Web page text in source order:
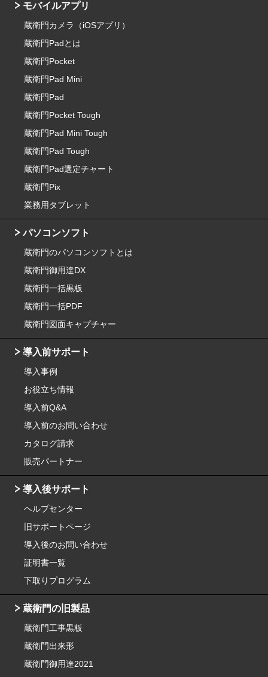
モバイルアプリ
蔵衛門カメラ（iOSアプリ）
蔵衛門Padとは
蔵衛門Pocket
蔵衛門Pad Mini
蔵衛門Pad
蔵衛門Pocket Tough
蔵衛門Pad Mini Tough
蔵衛門Pad Tough
蔵衛門Pad選定チャート
蔵衛門Pix
業務用タブレット
パソコンソフト
蔵衛門のパソコンソフトとは
蔵衛門御用達DX
蔵衛門一括黒板
蔵衛門一括PDF
蔵衛門図面キャプチャー
導入前サポート
導入事例
お役立ち情報
導入前Q&A
導入前のお問い合わせ
カタログ請求
販売パートナー
導入後サポート
ヘルプセンター
旧サポートページ
導入後のお問い合わせ
証明書一覧
下取りプログラム
蔵衛門の旧製品
蔵衛門工事黒板
蔵衛門出来形
蔵衛門御用達2021